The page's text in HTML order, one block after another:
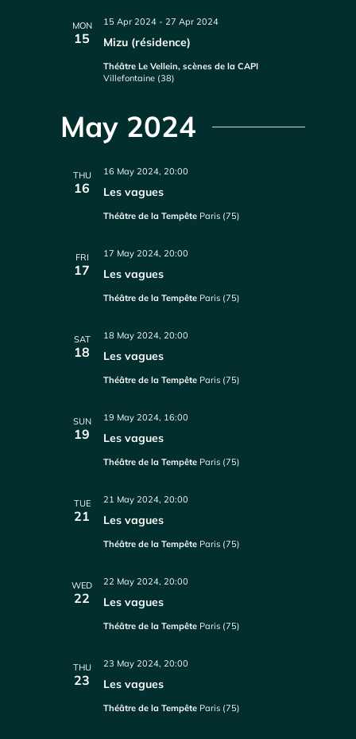
MON
15 Mizu (résidence)
15 Apr 2024 -27 Apr 2024
Théâtre Le Vellein, scènes de la CAPI
Villefontaine (38)
May 2024
THU
16 Les vagues
16 May 2024, 20:00
Théâtre de la Tempête Paris (75)
FRI
17 Les vagues
17 May 2024, 20:00
Théâtre de la Tempête Paris (75)
SAT
18 Les vagues
18 May 2024, 20:00
Théâtre de la Tempête Paris (75)
SUN
19 Les vagues
19 May 2024, 16:00
Théâtre de la Tempête Paris (75)
TUE
21 Les vagues
21 May 2024, 20:00
Théâtre de la Tempête Paris (75)
WED
22 Les vagues
22 May 2024, 20:00
Théâtre de la Tempête Paris (75)
THU
23 Les vagues
23 May 2024, 20:00
Théâtre de la Tempête Paris (75)